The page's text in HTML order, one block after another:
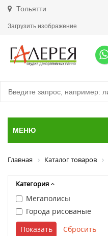
Тольятти
Загрузить изображение
МЕНЮ
Главная Каталог товаров
Категория
Мегаполисы
Города рисованые